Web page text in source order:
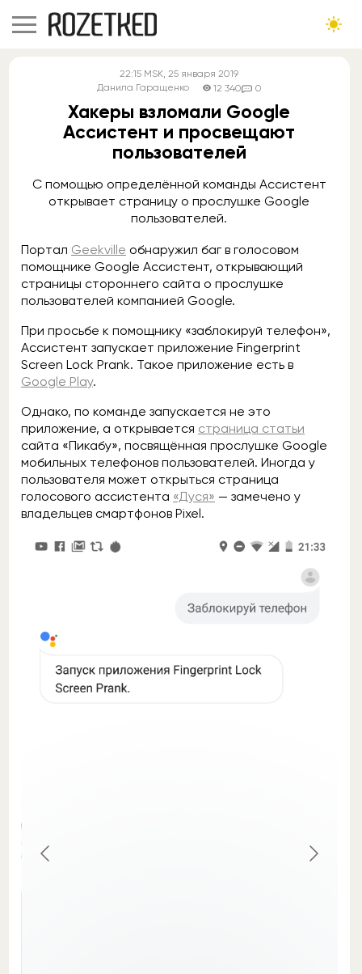
22:15 MSK, 25 января 2019
Данила Гаращенко
12 340 0
Хакеры взломали Google
Ассистент и просвещают
пользователей
С помощью определённой команды Ассистент
открывает страницу о прослушке Google
пользователей.
Портал Geekville обнаружил баг в голосовом
помощнике Google Ассистент, открывающий
страницы стороннего сайта о прослушке
пользователей компанией Google.
При просьбе к помощнику «заблокируй телефон»,
Ассистент запускает приложение Fingerprint
Screen Lock Prank. Такое приложение есть в
Google Play.
Однако, по команде запускается не это
приложение, а открывается страница статьи
сайта «Пикабу», посвящённая прослушке Google
мобильных телефонов пользователей. Иногда у
пользователя может открыться страница
голосового ассистента «Дуся» — замечено у
владельцев смартфонов Pixel.